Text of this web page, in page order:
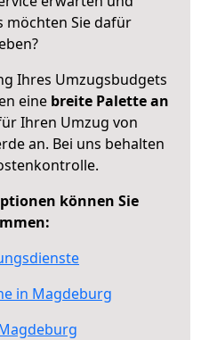
möchten Sie dafür
Ihres Umzugsbudgets
eine breite Palette an
Ihren Umzug von
an. Bei uns behalten
können Sie
in Magdeburg